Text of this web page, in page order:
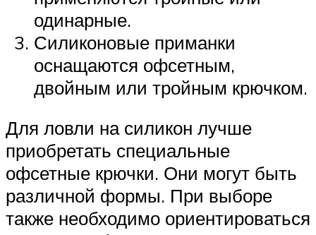
одинарные.
Силиконовые приманки
оснащаются офсетным,
двойным или тройным крючком.
Для ловли на силикон лучше
приобретать специальные
офсетные крючки. Они могут быть
различной формы. При выборе
также необходимо ориентироваться